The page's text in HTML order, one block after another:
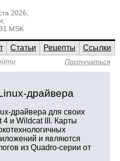
2026,
MSK
Статьи Рецепты
Ссылки
Постучаться
драйвера
драйвера для своих
4 и Wildcat III. Карты
и являются
из Quadro-серии от